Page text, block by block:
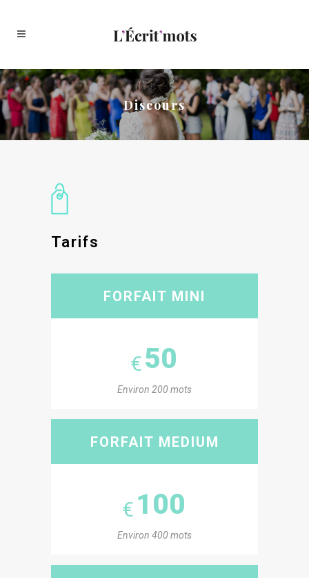
Discours
Tarifs
FORFAIT MINI
€50
Environ 200 mots
FORFAIT MEDIUM
€ 100
Environ 400 mots